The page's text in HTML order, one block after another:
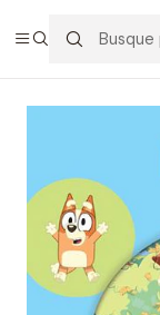
Bluey -